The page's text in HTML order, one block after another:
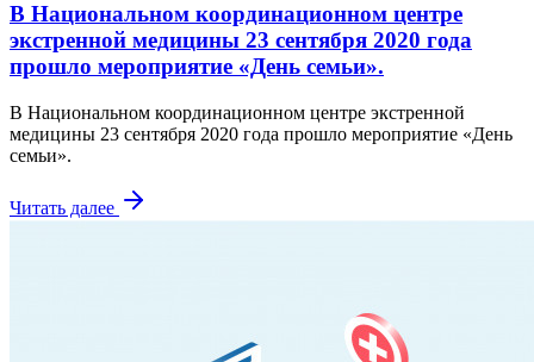
В Национальном координационном центре
экстренной медицины 23 сентября 2020 года
прошло мероприятие «День семьи».
В Национальном координационном центре экстренной
медицины 23 сентября 2020 года прошло мероприятие «День
семьи».
Читать далее